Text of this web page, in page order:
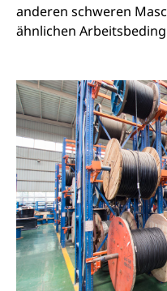
anderen schweren
ähnlichen